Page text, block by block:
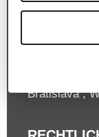
Wien
Graz
Bratislava,